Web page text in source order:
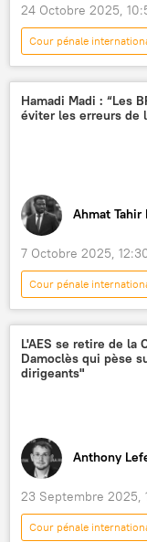
24 Octobre 2025,
Cour pénale
Hamadi Madi : “Les
éviter les erreurs de
Ahmat Tahir
7 Octobre 2025,
Cour pénale
BRICS
Russie
Comores
L'AES se retire de la
Damoclès qui pèse
dirigeants"
Anthony
23 Septembre 2025,
Cour pénale